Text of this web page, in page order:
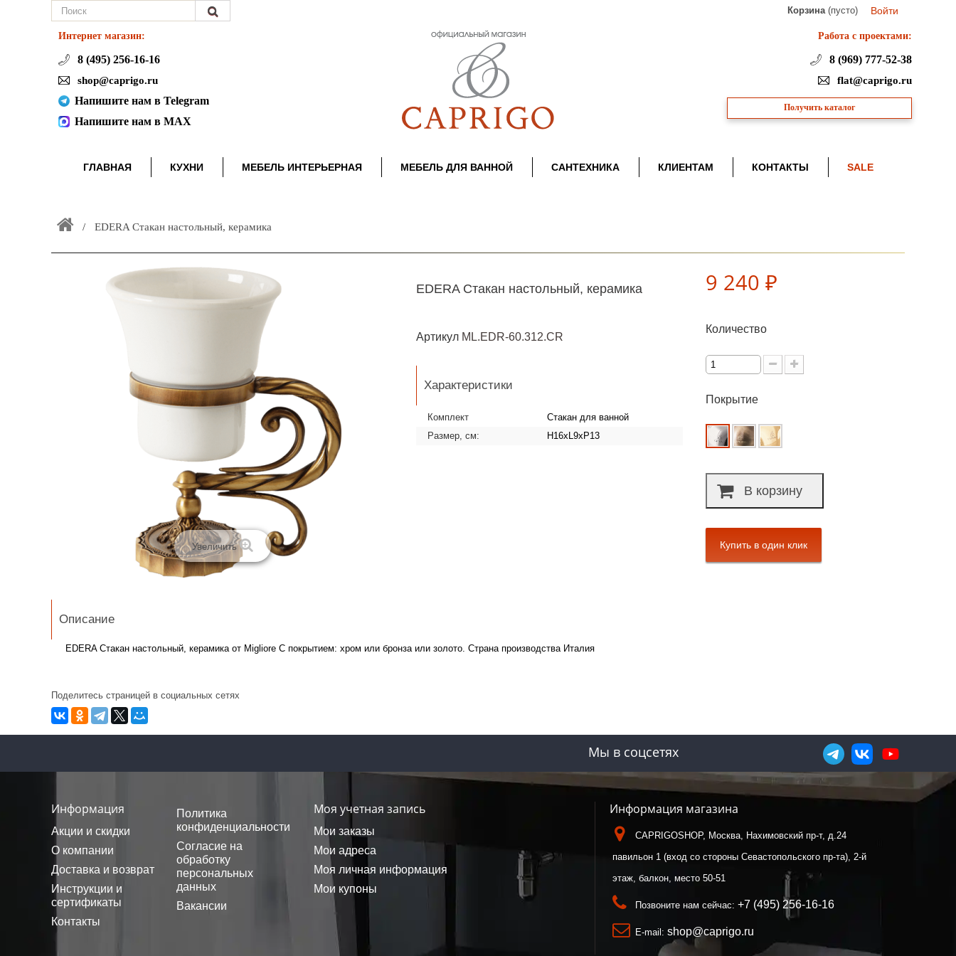
Войти
Корзина (пусто)
Интернет магазин:
8 (495) 256-16-16
shop@caprigo.ru
Напишите нам в Telegram
Напишите нам в MAX
Работа с проектами:
8 (969) 777-52-38
flat@caprigo.ru
Получить каталог
ГЛАВНАЯ КУХНИ МЕБЕЛЬ ИНТЕРЬЕРНАЯ МЕБЕЛЬ ДЛЯ ВАННОЙ САНТЕХНИКА КЛИЕНТАМ КОНТАКТЫ SALE
EDERA Стакан настольный, керамика
Увеличить
EDERA Стакан настольный, керамика
Артикул ML.EDR-60.312.CR
Характеристики
Комплект
Стакан для ванной
Размер, см:
H16xL9xP13
9 240 ₽
Количество
Покрытие
В корзину
Описание
EDERA Стакан настольный, керамика от Migliore С покрытием: хром или бронза или золото. Страна производства Италия
Поделитесь страницей в социальных сетях
Мы в соцсетях
Информация
Акции и скидки
О компании
Доставка и возврат
Инструкции и
сертификаты
Контакты
Политика
конфиденциальности
Согласие на
обработку
персональных
данных
Вакансии
Моя учетная запись
Мои заказы
Мои адреса
Моя личная информация
Мои купоны
Информация магазина
CAPRIGOSHOP, Москва, Нахимовский пр-т, д.24
павильон 1 (вход со стороны Севастопольского пр-та), 2-й
этаж, балкон, место 50-51
Позвоните нам сейчас: +7 (495) 256-16-16
E-mail: shop@caprigo.ru